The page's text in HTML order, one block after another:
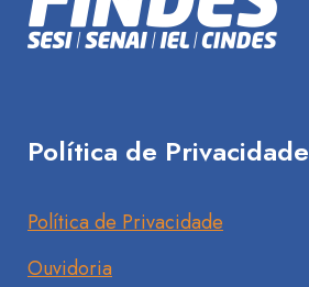
Política de Privacidade
Política de Privacidade
Ouvidoria